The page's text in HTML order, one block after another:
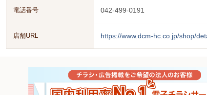
電話番号 042-499-0191
店舗URL https://www.dcm-hc.co.jp/shop/